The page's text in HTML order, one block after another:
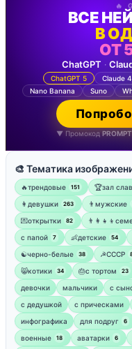
🔥
ВСЕ
В
ОТ
ChatGPT ·
ChatGPT 5 Claude 4
Nano Banana
Suno
▼ Промокод
🎨 Тематика
🔥трендовые 151 🏆зал
👩девушки 263 👨мужские
💌открытки 82
‍с папой 7 👶детские 54
☯︎черно-белые 38 ☭СССР
😸котики 34 🎂с тортом 23
девочки
мальчики с
с дедушкой
с прическами
инфографика
для подруг 6
военные 18 аватарки 6